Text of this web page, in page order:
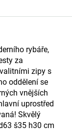
rybáře,
za
zipy s
oddělení se
vnějších
uprostřed
Skvělý
š35 h30 cm